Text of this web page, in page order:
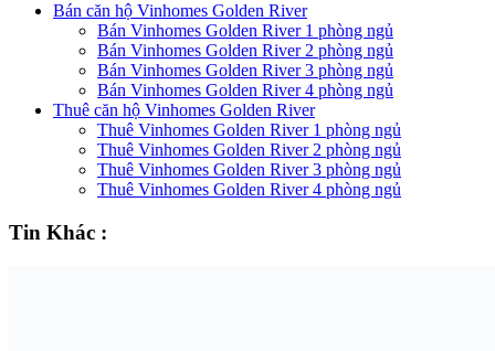
Bán căn hộ Vinhomes Golden River
Bán Vinhomes Golden River 1 phòng ngủ
Bán Vinhomes Golden River 2 phòng ngủ
Bán Vinhomes Golden River 3 phòng ngủ
Bán Vinhomes Golden River 4 phòng ngủ
Thuê căn hộ Vinhomes Golden River
Thuê Vinhomes Golden River 1 phòng ngủ
Thuê Vinhomes Golden River 2 phòng ngủ
Thuê Vinhomes Golden River 3 phòng ngủ
Thuê Vinhomes Golden River 4 phòng ngủ
Tin Khác :